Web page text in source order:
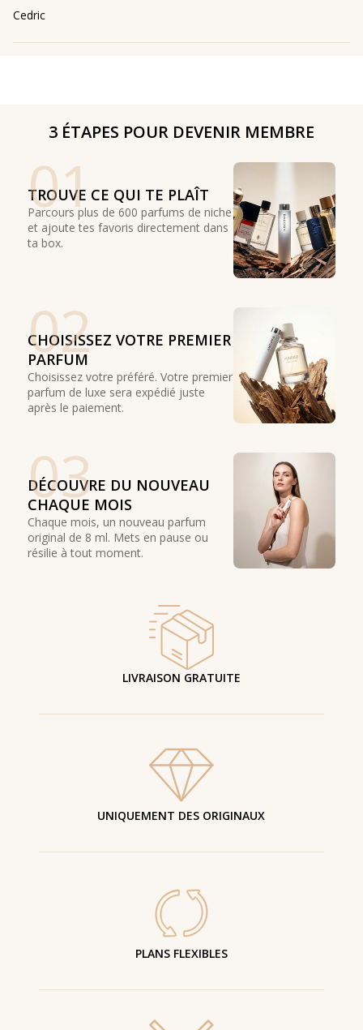
Cedric
3 ÉTAPES POUR DEVENIR MEMBRE
01
TROUVE CE QUI TE PLAÎT
Parcours plus de 600 parfums de niche
et ajoute tes favoris directement dans
ta box.
02
CHOISISSEZ VOTRE PREMIER
PARFUM
Choisissez votre préféré. Votre premier
parfum de luxe sera expédié juste
après le paiement.
03
DÉCOUVRE DU NOUVEAU
CHAQUE MOIS
Chaque mois, un nouveau parfum
original de 8 ml. Mets en pause ou
résilie à tout moment.
LIVRAISON GRATUITE
UNIQUEMENT DES ORIGINAUX
PLANS FLEXIBLES